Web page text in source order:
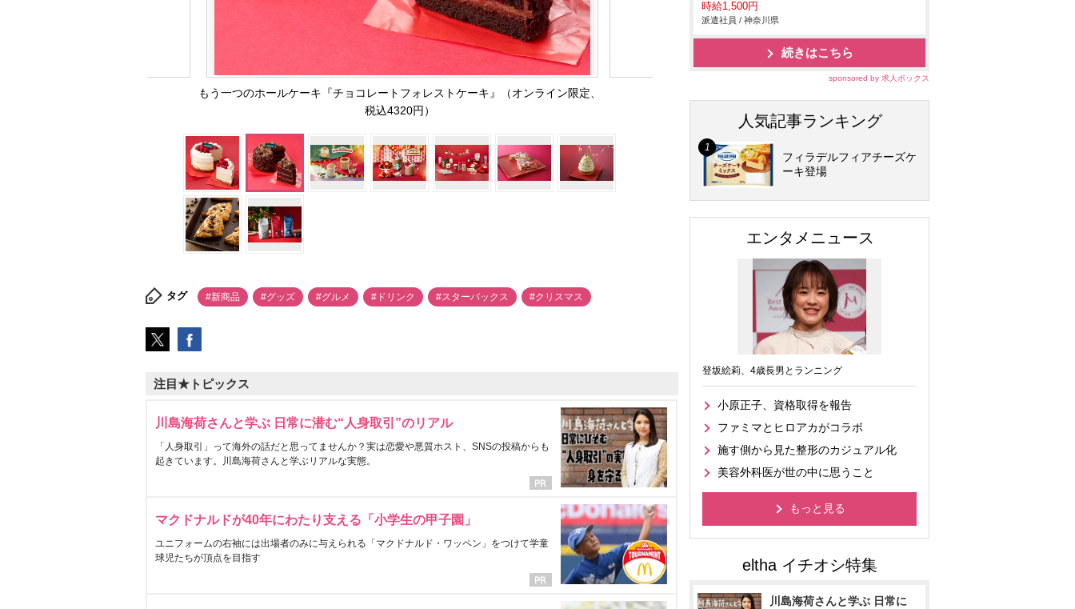
もう一つのホールケーキ『チョコレートフォレストケーキ』（オンライン限定、
税込4320円）
タグ #新商品 #グッズ #グルメ #ドリンク #スターバックス #クリスマス
注目★トピックス
川島海荷さんと学ぶ 日常に潜む“人身取引”のリアル
「人身取引」って海外の話だと思ってませんか？実は恋愛や悪質ホスト、SNSの投稿からも
起きています。川島海荷さんと学ぶリアルな実態。
マクドナルドが40年にわたり支える「小学生の甲子園」
ユニフォームの右袖には出場者のみに与えられる「マクドナルド・ワッペン」をつけて学童
球児たちが頂点を目指す
時給1,500円
派遣社員 / 神奈川県
続きはこちら
sponsored by 求人ボックス
人気記事ランキング
フィラデルフィアチーズケ
ーキ登場
エンタメニュース
登坂絵莉、4歳長男とランニング
小原正子、資格取得を報告
ファミマとヒロアカがコラボ
施す側から見た整形のカジュアル化
美容外科医が世の中に思うこと
もっと見る
川島海荷さんと学ぶ 日常に